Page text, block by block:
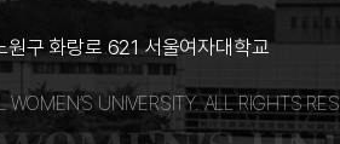
구 화랑로 621 서울여자대학교
UNIVERSITY. ALL RIGHTS